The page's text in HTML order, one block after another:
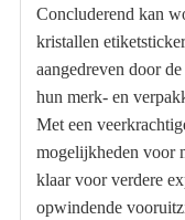
Concluderend kan
kristallen
aangedreven door
hun merk- en
Met een
mogelijkheden voor
klaar voor verdere
opwindende